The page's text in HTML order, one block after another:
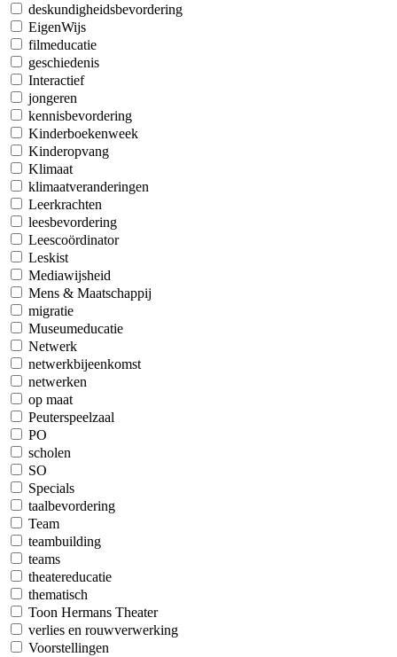
deskundigheidsbevordering
EigenWijs
filmeducatie
geschiedenis
Interactief
jongeren
kennisbevordering
Kinderboekenweek
Kinderopvang
Klimaat
klimaatveranderingen
Leerkrachten
leesbevordering
Leescoördinator
Leskist
Mediawijsheid
Mens & Maatschappij
migratie
Museumeducatie
Netwerk
netwerkbijeenkomst
netwerken
op maat
Peuterspeelzaal
PO
scholen
SO
Specials
taalbevordering
Team
teambuilding
teams
theatereducatie
thematisch
Toon Hermans Theater
verlies en rouwverwerking
Voorstellingen